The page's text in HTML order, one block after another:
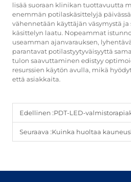
lisää suoraan klinikan tuottavuutta
enemmän potilaskäsittelyjä
vähennetään käyttäjän väsymystä
käsittelyn laatu. Nopeammat
useamman ajanvarauksen,
parantavat potilastyytyväisyyttä
tulon saavuttaminen edistyy
resurssien käytön avulla, mikä
että asiakkaita.
Edellinen :PDT-LED-valmistorapiakone: Kuinka
Seuraava :Kuinka huoltaa kauneuskonetta pitkän